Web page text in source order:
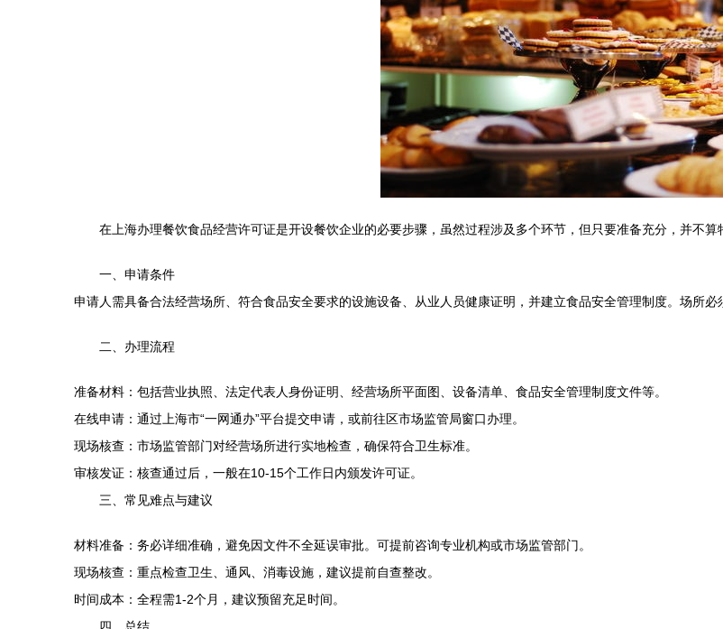
在上海办理餐饮食品经营许可证是开设餐饮企业的必要步骤，虽然过程涉及多个环节，但只要准备充分，并不算
一、申请条件
申请人需具备合法经营场所、符合食品安全要求的设施设备、从业人员健康证明，并建立食品安全管理制度。场所必
二、办理流程
准备材料：包括营业执照、法定代表人身份证明、经营场所平面图、设备清单、食品安全管理制度文件等。
在线申请：通过上海市“一网通办”平台提交申请，或前往区市场监管局窗口办理。
现场核查：市场监管部门对经营场所进行实地检查，确保符合卫生标准。
审核发证：核查通过后，一般在10-15个工作日内颁发许可证。
三、常见难点与建议
材料准备：务必详细准确，避免因文件不全延误审批。可提前咨询专业机构或市场监管部门。
现场核查：重点检查卫生、通风、消毒设施，建议提前自查整改。
时间成本：全程需1-2个月，建议预留充足时间。